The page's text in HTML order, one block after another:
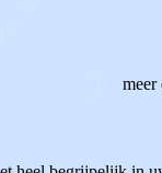
meer